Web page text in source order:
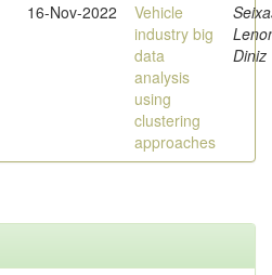
16-Nov-2022
Vehicle
industry big
data
analysis
using
clustering
approaches
Diniz